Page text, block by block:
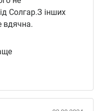
Солгар.З інших
вдячна.